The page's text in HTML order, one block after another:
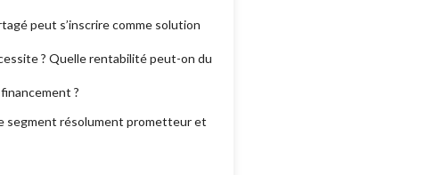
peut s’inscrire comme solution
? Quelle rentabilité peut-on du
?
segment résolument prometteur et